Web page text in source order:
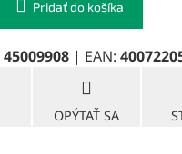
Pridať do košíka
45009908 | EAN:
OPÝTAŤ SA